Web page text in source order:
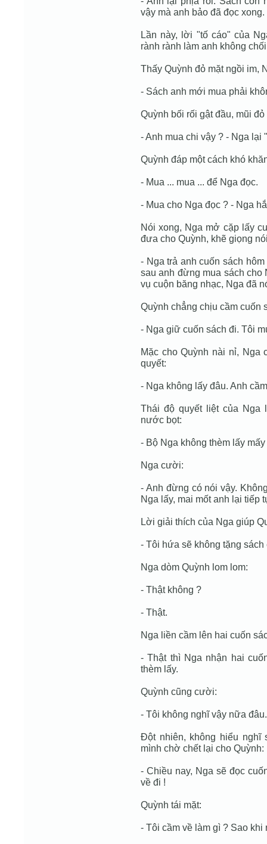
vậy mà anh bảo đã đọc xong.
Lần này, lời "tố cáo" của
rành rành làm anh không
Thấy Quỳnh đỏ mặt ngồi im,
- Sách anh mới mua phải
Quỳnh bối rối gật đầu, mũi
- Anh mua chi vậy ? - Nga lại
Quỳnh đáp một cách khó
- Mua ... mua ... để Nga đọc.
- Mua cho Nga đọc ? - Nga
Nói xong, Nga mở cặp lấy
đưa cho Quỳnh, khẽ giọng
- Nga trả anh cuốn sách
sau anh đừng mua sách
vụ cuộn băng nhạc, Nga đã
Quỳnh chẳng chịu cầm cuốn
- Nga giữ cuốn sách đi. Tôi
Mặc cho Quỳnh nài nỉ, Nga
quyết:
- Nga không lấy đâu. Anh
Thái độ quyết liệt của Nga
nước bọt:
- Bộ Nga không thèm lấy
Nga cười:
- Anh đừng có nói vậy.
Nga lấy, mai mốt anh lại tiếp
Lời giải thích của Nga giúp
- Tôi hứa sẽ không tặng
Nga dòm Quỳnh lom lom:
- Thật không ?
- Thật.
Nga liền cầm lên hai cuốn
- Thật thì Nga nhận hai
thèm lấy.
Quỳnh cũng cười:
- Tôi không nghĩ vậy nữa đâu.
Đột nhiên, không hiểu nghĩ
mình chờ chết lại cho Quỳnh:
- Chiều nay, Nga sẽ đọc
về đi !
Quỳnh tái mặt:
- Tôi cầm về làm gì ? Sao